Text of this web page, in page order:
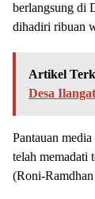
berlangsung di
dihadiri ribuan
Artikel
Desa
Pantauan
telah memadati
(Roni-